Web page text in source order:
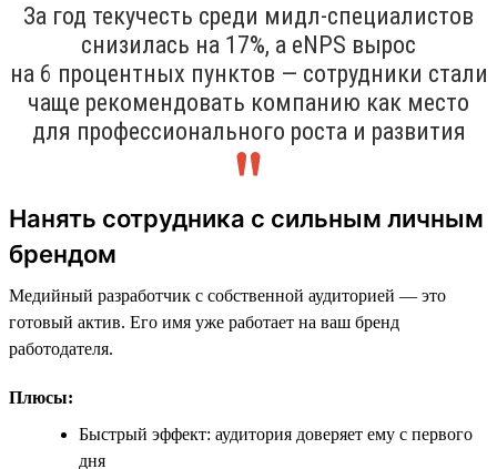
За год текучесть среди мидл-специалистов
снизилась на 17%, а eNPS вырос
на 6 процентных пунктов — сотрудники стали
чаще рекомендовать компанию как место
для профессионального роста и развития
Нанять сотрудника с сильным личным
брендом
Медийный разработчик с собственной аудиторией — это
готовый актив. Его имя уже работает на ваш бренд
работодателя.
Плюсы:
Быстрый эффект: аудитория доверяет ему с первого
дня